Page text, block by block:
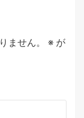
ません。 ※が